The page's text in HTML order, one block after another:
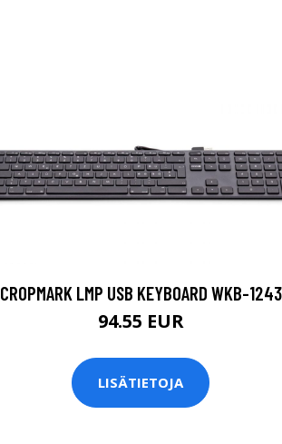
CROPMARK LMP USB KEYBOARD WKB-1243
94.55 EUR
LISÄTIETOJA